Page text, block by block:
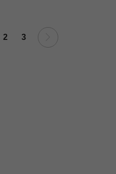
2 3